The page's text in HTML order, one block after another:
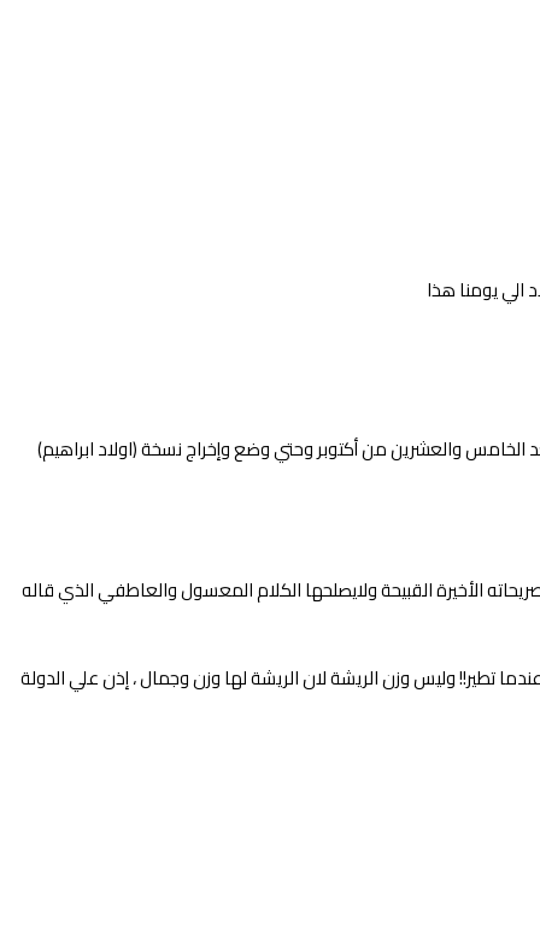
يومنا هذا
الخامس والعشرين من أكتوبر وحتي وضع وإخراج نسخة (اولاد ابراهيم)
الأخيرة القبيحة ولايصلحها الكلام المعسول والعاطفي الذي قاله
تطير!! وليس وزن الريشة لان الريشة لها وزن وجمال ، إذن علي الدولة